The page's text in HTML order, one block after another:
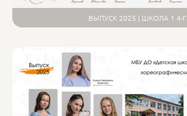
ВЫПУСК 2025 | ШКОЛА 1 4-Г